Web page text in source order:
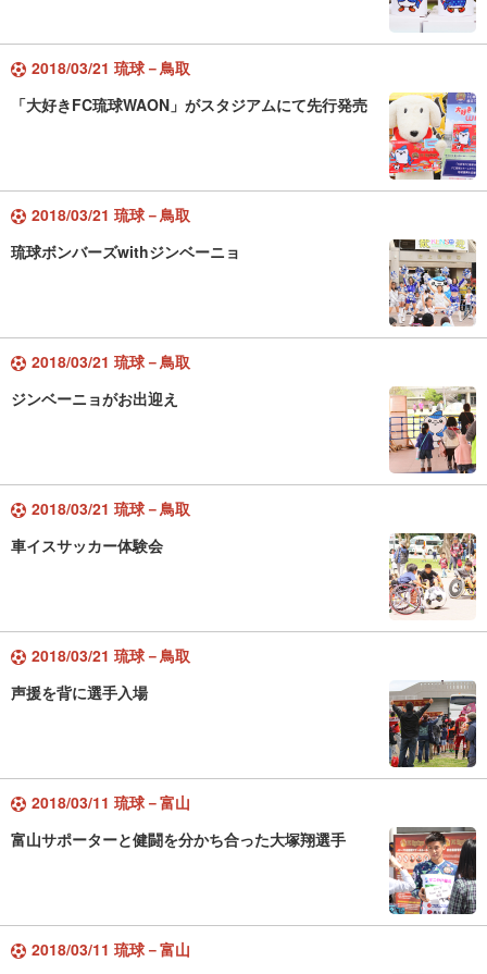
2018/03/21 琉球－鳥取
「大好きFC琉球WAON」がスタジアムにて先行発売
2018/03/21 琉球－鳥取
琉球ボンバーズwithジンベーニョ
2018/03/21 琉球－鳥取
ジンベーニョがお出迎え
2018/03/21 琉球－鳥取
車イスサッカー体験会
2018/03/21 琉球－鳥取
声援を背に選手入場
2018/03/11 琉球－富山
富山サポーターと健闘を分かち合った大塚翔選手
2018/03/11 琉球－富山